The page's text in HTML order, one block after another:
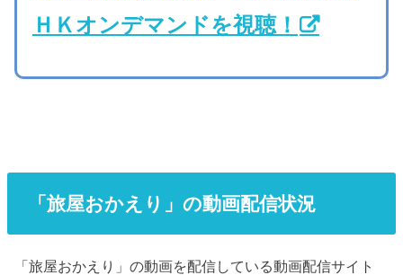
ＨＫオンデマンドを視聴！
「旅屋おかえり」の動画配信状況
「旅屋おかえり」の動画を配信している動画配信サイト